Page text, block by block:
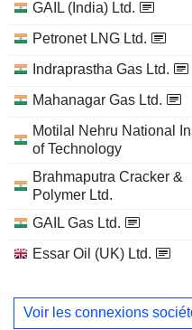
GAIL (India) Ltd.
Petronet LNG Ltd.
Indraprastha Gas Ltd.
Mahanagar Gas Ltd.
Motilal Nehru National
of Technology
Brahmaputra Cracker &
Polymer Ltd.
GAIL Gas Ltd.
Essar Oil (UK) Ltd.
Voir les connexions